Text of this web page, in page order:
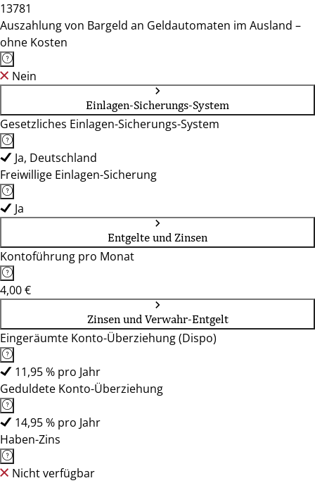
13781
Auszahlung von Bargeld an Geldautomaten im Ausland –
ohne Kosten
Nein
Einlagen-Sicherungs-System
Gesetzliches Einlagen-Sicherungs-System
Ja, Deutschland
Freiwillige Einlagen-Sicherung
Ja
Entgelte und Zinsen
Kontoführung pro Monat
4,00 €
Zinsen und Verwahr-Entgelt
Eingeräumte Konto-Überziehung (Dispo)
11,95 % pro Jahr
Geduldete Konto-Überziehung
14,95 % pro Jahr
Haben-Zins
Nicht verfügbar